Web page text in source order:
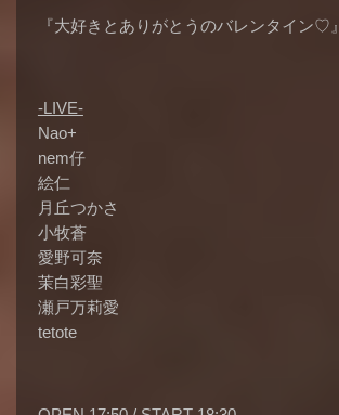
『大好きとありがとうのバレンタイン♡』
-LIVE-
Nao+
nem仔
絵仁
月丘つかさ
小牧蒼
愛野可奈
茉白彩聖
瀬戸万莉愛
tetote